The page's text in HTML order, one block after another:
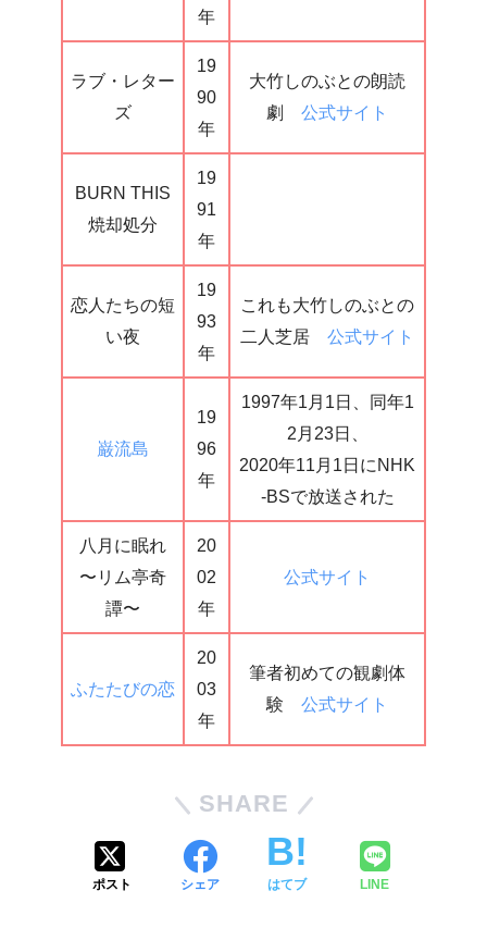
年
ラブ・レター
ズ
19
90
年
大竹しのぶとの朗読
劇 公式サイト
BURN THIS
焼却処分
19
91
年
恋人たちの短
い夜
19
93
年
これも大竹しのぶとの
二人芝居 公式サイト
巌流島
19
96
年
1997年1月1日、同年1
2月23日、
2020年11月1日にNHK
-BSで放送された
八月に眠れ
〜リム亭奇
譚〜
20
02
年
公式サイト
ふたたびの恋
20
03
年
筆者初めての観劇体
験 公式サイト
SHARE
ポスト シェア はてブ LINE